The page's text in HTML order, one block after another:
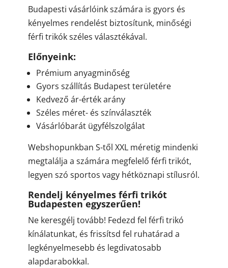
Budapesti vásárlóink számára is gyors és
kényelmes rendelést biztosítunk, minőségi
férfi trikók széles választékával.
Előnyeink:
Prémium anyagminőség
Gyors szállítás Budapest területére
Kedvező ár-érték arány
Széles méret- és színválaszték
Vásárlóbarát ügyfélszolgálat
Webshopunkban S-től XXL méretig mindenki
megtalálja a számára megfelelő férfi trikót,
legyen szó sportos vagy hétköznapi stílusról.
Rendelj kényelmes férfi trikót
Budapesten egyszerűen!
Ne keresgélj tovább! Fedezd fel férfi trikó
kínálatunkat, és frissítsd fel ruhatárad a
legkényelmesebb és legdivatosabb
alapdarabokkal.